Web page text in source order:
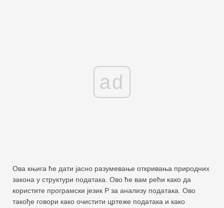
ad
Ова књига ће дати јасно разумевање откривања природних
закона у структури података. Ово ће вам рећи како да
користите програмски језик Р за анализу података. Ово
такође говори како очистити цртеже података и како